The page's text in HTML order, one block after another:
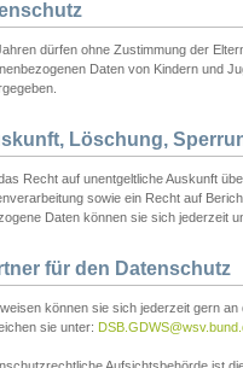
dürfen ohne Zustimmung der
Daten von Kindern und
Löschung,
Recht auf unentgeltliche Auskunft
sowie ein Recht auf
Daten können sie sich jederzeit
für den Datenschutz
können sie sich jederzeit gern
sie unter: